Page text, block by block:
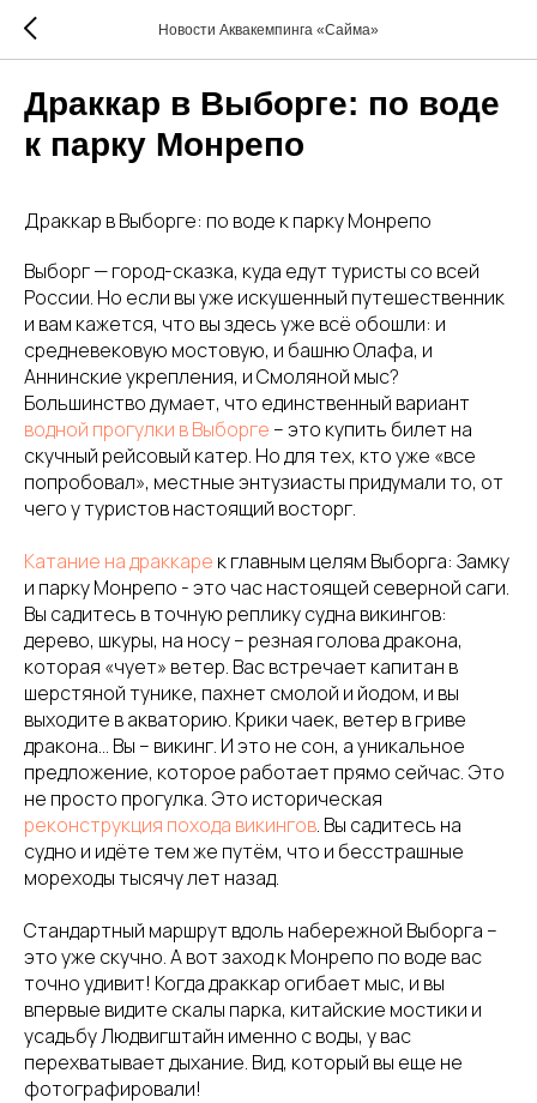
Новости Аквакемпинга «Сайма»
Драккар в Выборге: по воде
к парку Монрепо
Драккар в Выборге: по воде к парку Монрепо
Выборг — город-сказка, куда едут туристы со всей
России. Но если вы уже искушенный путешественник
и вам кажется, что вы здесь уже всё обошли: и
средневековую мостовую, и башню Олафа, и
Аннинские укрепления, и Смоляной мыс?
Большинство думает, что единственный вариант
водной прогулки в Выборге – это купить билет на
скучный рейсовый катер. Но для тех, кто уже «все
попробовал», местные энтузиасты придумали то, от
чего у туристов настоящий восторг.
Катание на драккаре к главным целям Выборга: Замку
и парку Монрепо - это час настоящей северной саги.
Вы садитесь в точную реплику судна викингов:
дерево, шкуры, на носу – резная голова дракона,
которая «чует» ветер. Вас встречает капитан в
шерстяной тунике, пахнет смолой и йодом, и вы
выходите в акваторию. Крики чаек, ветер в гриве
дракона… Вы – викинг. И это не сон, а уникальное
предложение, которое работает прямо сейчас. Это
не просто прогулка. Это историческая
реконструкция похода викингов. Вы садитесь на
судно и идёте тем же путём, что и бесстрашные
мореходы тысячу лет назад.
Стандартный маршрут вдоль набережной Выборга –
это уже скучно. А вот заход к Монрепо по воде вас
точно удивит! Когда драккар огибает мыс, и вы
впервые видите скалы парка, китайские мостики и
усадьбу Людвигштайн именно с воды, у вас
перехватывает дыхание. Вид, который вы еще не
фотографировали!